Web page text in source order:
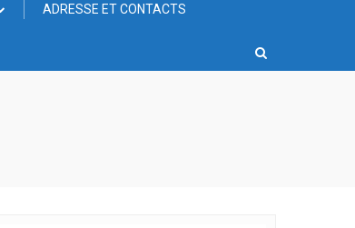
ADRESSE ET CONTACTS